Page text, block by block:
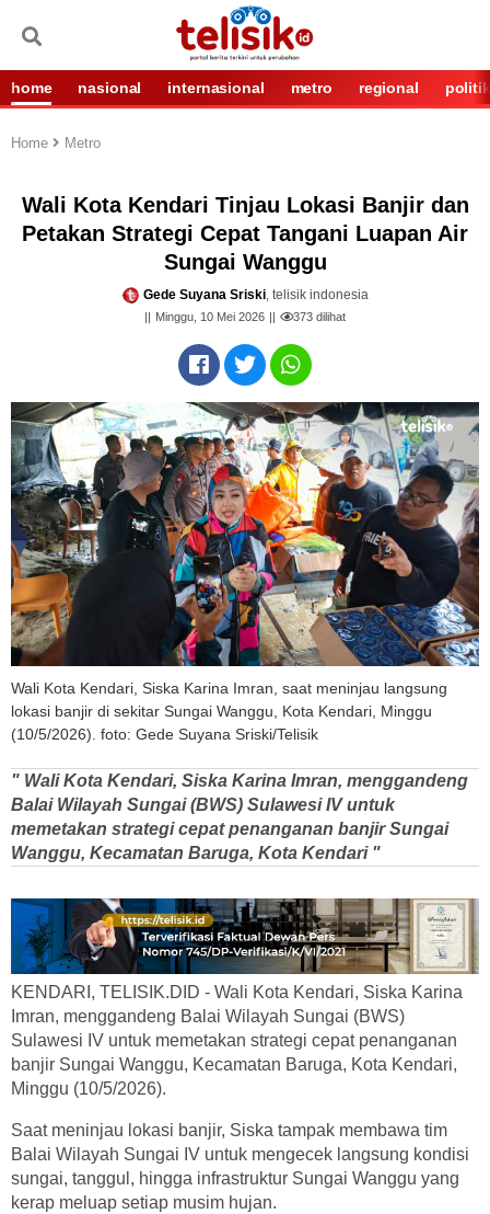
home nasional internasional metro regional politik
Home Metro
Wali Kota Kendari Tinjau Lokasi Banjir dan
Petakan Strategi Cepat Tangani Luapan Air
Sungai Wanggu
Gede Suyana Sriski, telisik indonesia
Minggu, 10 Mei 2026 373 dilihat
Wali Kota Kendari, Siska Karina Imran, saat meninjau langsung
lokasi banjir di sekitar Sungai Wanggu, Kota Kendari, Minggu
(10/5/2026). foto: Gede Suyana Sriski/Telisik
" Wali Kota Kendari, Siska Karina Imran, menggandeng
Balai Wilayah Sungai (BWS) Sulawesi IV untuk
memetakan strategi cepat penanganan banjir Sungai
Wanggu, Kecamatan Baruga, Kota Kendari "
KENDARI, TELISIK.DID - Wali Kota Kendari, Siska Karina
Imran, menggandeng Balai Wilayah Sungai (BWS)
Sulawesi IV untuk memetakan strategi cepat penanganan
banjir Sungai Wanggu, Kecamatan Baruga, Kota Kendari,
Minggu (10/5/2026).
Saat meninjau lokasi banjir, Siska tampak membawa tim
Balai Wilayah Sungai IV untuk mengecek langsung kondisi
sungai, tanggul, hingga infrastruktur Sungai Wanggu yang
kerap meluap setiap musim hujan.